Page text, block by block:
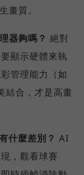
畫質。
器夠嗎？ 絕對
顯示硬體來執
管理能力（如
結合，才是高畫
什麼差別？ AI
，觀看球賽